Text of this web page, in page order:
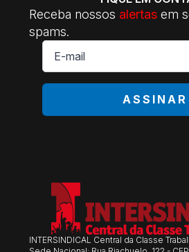
Receba nossos alertas em
spams.
E-
mail
ASSINAR
INTERSINDICAL Central da Classe